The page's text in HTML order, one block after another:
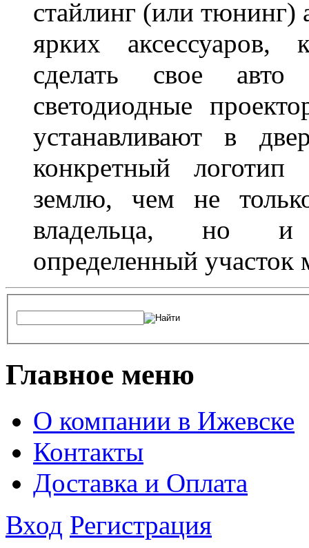
стайлинг (или тюнинг)
ярких аксессуаров,
сделать свое
светодиодные
устанавливают в
конкретный логотип
землю, чем не
владельца, но и
определенный участок
Главное меню
О компании в Ижевске
Контакты
Доставка и Оплата
Вход Регистрация